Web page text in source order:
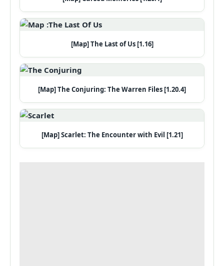
[Map] The Last of Us [1.16]
[Map] The Conjuring: The Warren Files [1.20.4]
[Map] Scarlet: The Encounter with Evil [1.21]